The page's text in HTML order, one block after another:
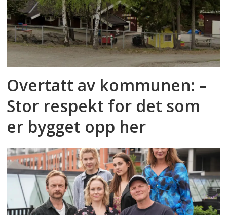
Overtatt av kommunen: –
Stor respekt for det som
er bygget opp her